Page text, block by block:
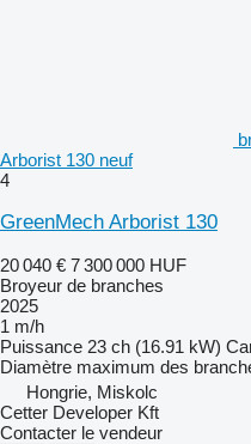
Arborist 130 neuf
4
GreenMech Arborist 130
20 040 € 7 300 000 HUF
Broyeur de branches
2025
1 m/h
Puissance 23 ch (16.91 kW)
Diamètre maximum des
Hongrie, Miskolc
Cetter Developer Kft
Contacter le vendeur